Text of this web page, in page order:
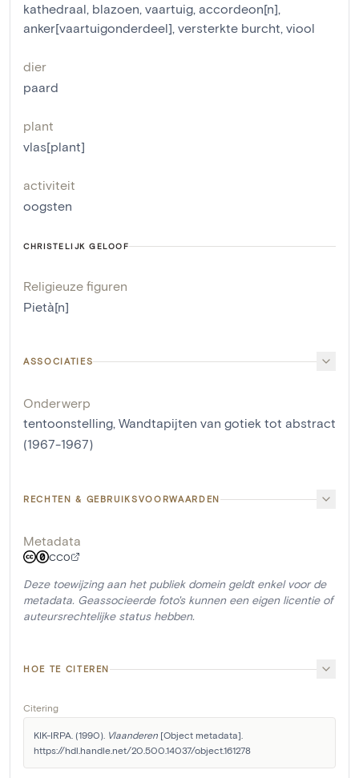
kathedraal, blazoen, vaartuig, accordeon[n],
anker[vaartuigonderdeel], versterkte burcht, viool
dier
paard
plant
vlas[plant]
activiteit
oogsten
CHRISTELIJK GELOOF
Religieuze figuren
Pietà[n]
ASSOCIATIES
Onderwerp
tentoonstelling, Wandtapijten van gotiek tot abstract
(1967-1967)
RECHTEN & GEBRUIKSVOORWAARDEN
Metadata
CC0
Deze toewijzing aan het publiek domein geldt enkel voor de
metadata. Geassocieerde foto's kunnen een eigen licentie of
auteursrechtelijke status hebben.
HOE TE CITEREN
Citering
KIK-IRPA. (1990). Vlaanderen [Object metadata].
https://hdl.handle.net/20.500.14037/object.161278